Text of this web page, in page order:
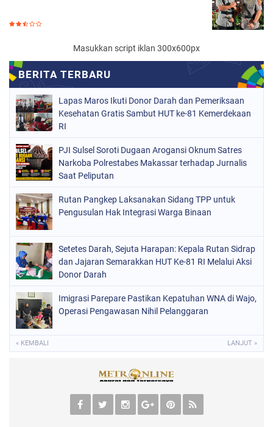
Masukkan script iklan 300x600px
Lapas Maros Ikuti Donor Darah dan Pemeriksaan
Kesehatan Gratis Sambut HUT ke-81 Kemerdekaan
RI
PJI Sulsel Soroti Dugaan Arogansi Oknum Satres
Narkoba Polrestabes Makassar terhadap Jurnalis
Saat Peliputan
Rutan Pangkep Laksanakan Sidang TPP untuk
Pengusulan Hak Integrasi Warga Binaan
Setetes Darah, Sejuta Harapan: Kepala Rutan Sidrap
dan Jajaran Semarakkan HUT Ke-81 RI Melalui Aksi
Donor Darah
Imigrasi Parepare Pastikan Kepatuhan WNA di Wajo,
Operasi Pengawasan Nihil Pelanggaran
« KEMBALI LANJUT »